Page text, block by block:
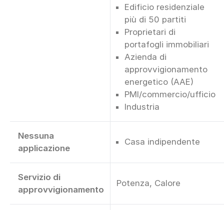
Edificio residenziale
più di 50 partiti
Proprietari di
portafogli immobiliari
Azienda di
approvvigionamento
energetico (AAE)
PMI/commercio/ufficio
Industria
Nessuna
applicazione
Casa indipendente
Servizio di
approvvigionamento
Potenza, Calore